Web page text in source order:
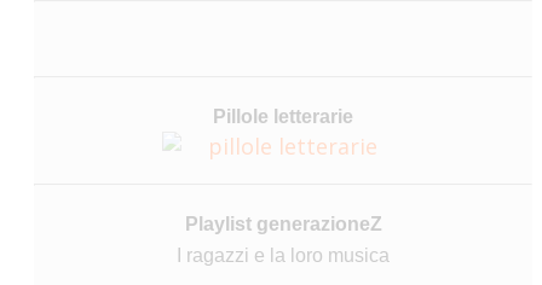
Pillole letterarie
Playlist generazioneZ
I ragazzi e la loro musica